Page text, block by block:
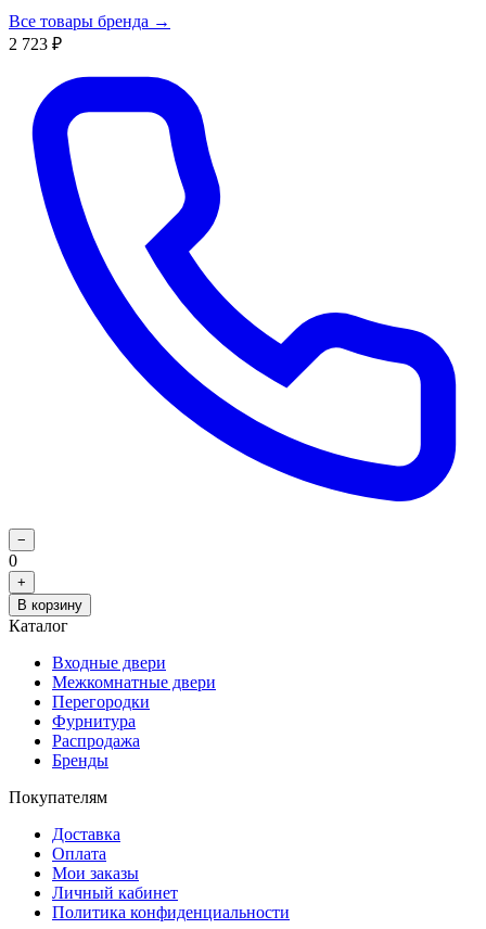
Все товары бренда →
2 723 ₽
−
0
+
В корзину
Каталог
Входные двери
Межкомнатные двери
Перегородки
Фурнитура
Распродажа
Бренды
Покупателям
Доставка
Оплата
Мои заказы
Личный кабинет
Политика конфиденциальности